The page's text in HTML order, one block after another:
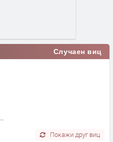
Случаен виц
Покажи друг виц